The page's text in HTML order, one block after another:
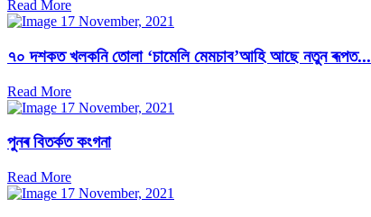
Read More
17 November, 2021
৭০ দশকত খলকনি তোলা ‘চামেলি মেমচাব’আহি আছে নতুন ৰূপত...
Read More
17 November, 2021
পুনৰ বিতৰ্কত কংগনা
Read More
17 November, 2021